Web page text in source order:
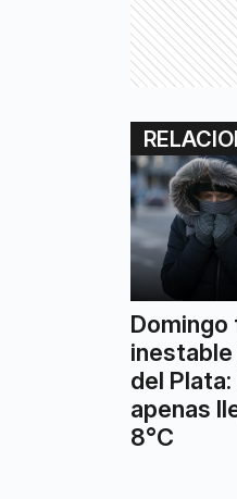
Domingo
inestable
del
apenas
8°C